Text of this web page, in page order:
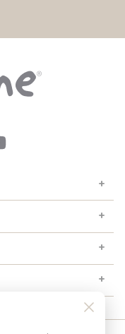
+
+
+
+